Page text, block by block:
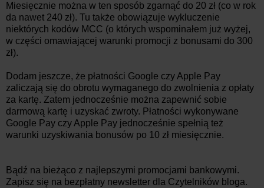
Miesięcznie można w ten sposób zgarnąć do 20 zł (co w rok
da nawet 240 zł). Tu także obowiązuje wykluczenie
niektórych kodów MCC (o których wspominałem już wyżej,
w części omawiającej warunki promocji z bonusami do 300
zł).
Dodam jeszcze, że płatności Google czy Apple Pay
zaliczają się do obrotu wymaganego do zwolnienia z opłaty
za kartę. Zatem jednocześnie można zapewnić sobie
darmową kartę i uzyskać zwroty. Płatności wykonywane
Google Pay czy Apple Pay jednocześnie spełnią też
warunki uzyskiwania bonusów po 10 zł miesięcznie.
Bądź na bieżąco z najlepszymi promocjami bankowymi.
Zapisz się na bezpłatny newsletter dla Czytelników bloga.